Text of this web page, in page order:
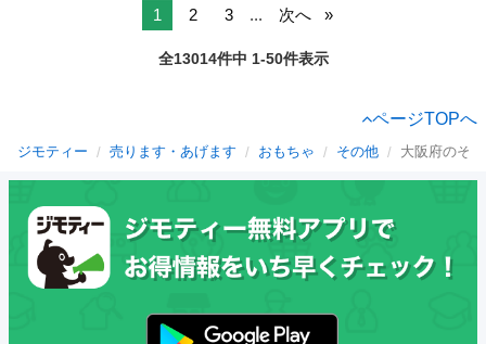
1 2 3 ... 次へ
全13014件中 1-50件表示
ページTOPへ
ジモティー 売ります・あげます おもちゃ その他 大阪府のそ